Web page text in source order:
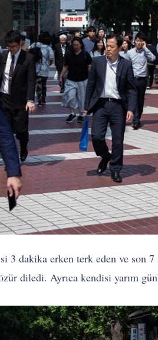
3 dakika erken terk eden ve son
diledi. Ayrıca kendisi yarım